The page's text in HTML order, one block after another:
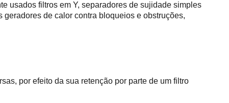
usados filtros em Y, separadores de sujidade simples
de calor contra bloqueios e obstruções,
por efeito da sua retenção por parte de um filtro